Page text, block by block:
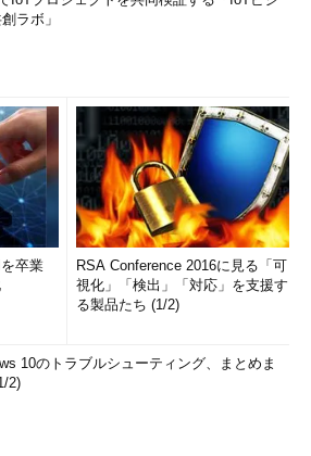
ラボ」
を卒業
RSA Conference 2016に見る「可
視化」「検出」「対応」を支援す
る製品たち (1/2)
10のトラブルシューティング、まとめま
2)